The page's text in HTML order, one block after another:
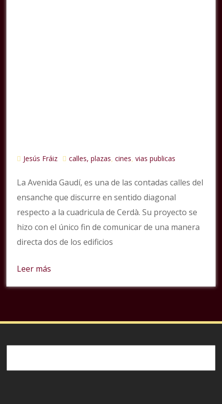
Jesús Fráiz calles, plazas,cines,vias publicas
La Avenida Gaudí, es una de las contadas calles del
ensanche que discurre en sentido diagonal
respecto a la cuadricula de Cerdà. Su proyecto se
hizo con el único fin de comunicar de una manera
directa dos de los edificios
Leer más